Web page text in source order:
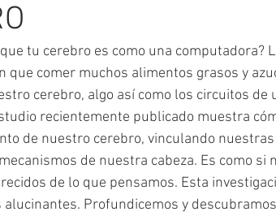
tu cerebro es como una computadora?
que comer muchos alimentos grasos y
cerebro, algo así como los circuitos de
recientemente publicado muestra
de nuestro cerebro, vinculando
de nuestra cabeza. Es como si
de lo que pensamos. Esta
Profundicemos y